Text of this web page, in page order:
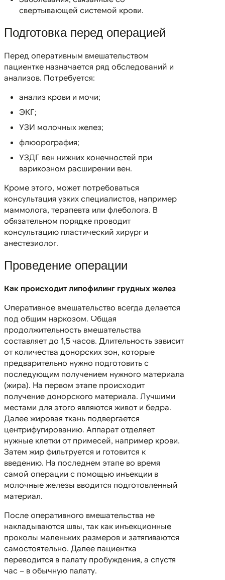
свертывающей системой крови.
Подготовка перед операцией
Перед оперативным вмешательством
пациентке назначается ряд обследований и
анализов. Потребуется:
анализ крови и мочи;
ЭКГ;
УЗИ молочных желез;
флюорография;
УЗДГ вен нижних конечностей при
варикозном расширении вен.
Кроме этого, может потребоваться
консультация узких специалистов, например
маммолога, терапевта или флеболога. В
обязательном порядке проводит
консультацию пластический хирург и
анестезиолог.
Проведение операции
Как происходит липофилинг грудных желез
Оперативное вмешательство всегда делается
под общим наркозом. Общая
продолжительность вмешательства
составляет до 1,5 часов. Длительность зависит
от количества донорских зон, которые
предварительно нужно подготовить с
последующим получением нужного материала
(жира). На первом этапе происходит
получение донорского материала. Лучшими
местами для этого являются живот и бедра.
Далее жировая ткань подвергается
центрифугированию. Аппарат отделяет
нужные клетки от примесей, например крови.
Затем жир фильтруется и готовится к
введению. На последнем этапе во время
самой операции с помощью инъекции в
молочные железы вводится подготовленный
материал.
После оперативного вмешательства не
накладываются швы, так как инъекционные
проколы маленьких размеров и затягиваются
самостоятельно. Далее пациентка
переводится в палату пробуждения, а спустя
час – в обычную палату.